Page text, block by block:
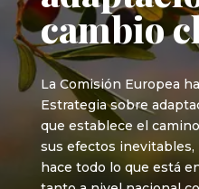
cambio
La Comisión Europea
Estrategia sobre
que establece el
sus efectos inevitables,
hace todo lo que está